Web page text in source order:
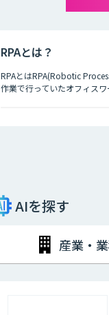
RPAとは？
RPAとはRPA(Robotic
作業で行っていたオフィス
します。Excelのデータ入
RPAの活用によって業務効
といえるでしょう。何より
人間の場合、休憩や休日を
り、業務の質を均一化させ
AIを探す
産業・